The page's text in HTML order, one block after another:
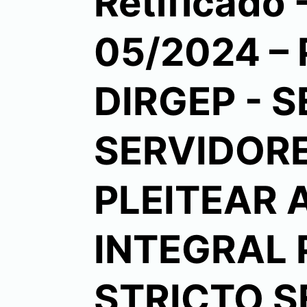
05/2024 –
DIRGEP -
PLEITEAR
INTEGRAL